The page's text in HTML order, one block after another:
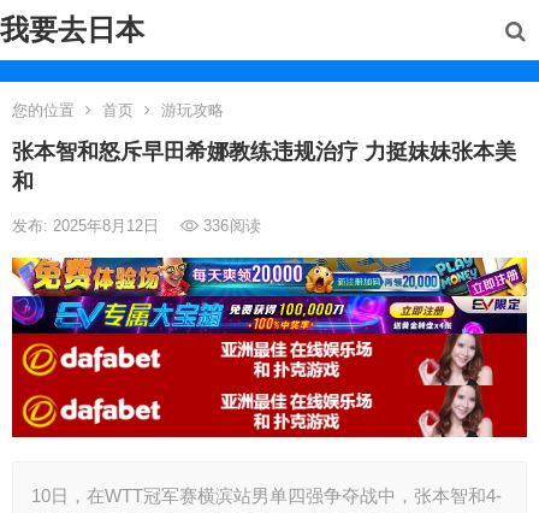
我要去日本
您的位置 首页 游玩攻略
张本智和怒斥早田希娜教练违规治疗 力挺妹妹张本美
和
发布: 2025年8月12日 336阅读
10日，在WTT冠军赛横滨站男单四强争夺战中，张本智和4-